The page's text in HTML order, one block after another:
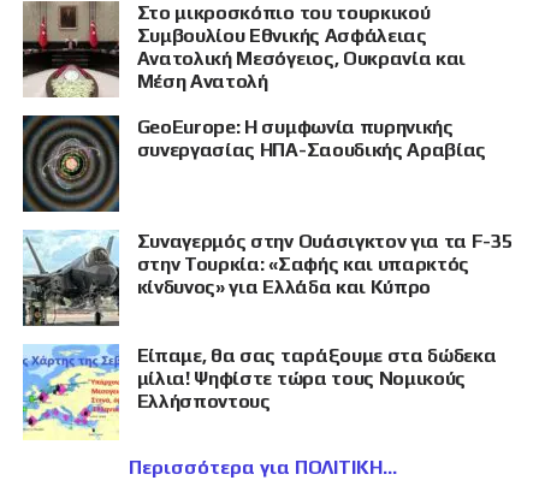
Στο μικροσκόπιο του τουρκικού
Συμβουλίου Εθνικής Ασφάλειας
Ανατολική Μεσόγειος, Ουκρανία και
Μέση Ανατολή
GeoEurope: Η συμφωνία πυρηνικής
συνεργασίας ΗΠΑ-Σαουδικής Αραβίας
Συναγερμός στην Ουάσιγκτον για τα F-35
στην Τουρκία: «Σαφής και υπαρκτός
κίνδυνος» για Ελλάδα και Κύπρο
Είπαμε, θα σας ταράξουμε στα δώδεκα
μίλια! Ψηφίστε τώρα τους Νομικούς
Ελλήσποντους
Περισσότερα για ΠΟΛΙΤΙΚΗ